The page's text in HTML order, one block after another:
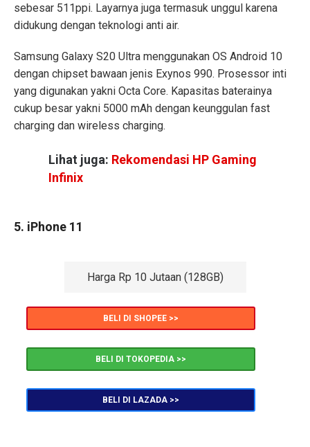
sebesar 511ppi. Layarnya juga termasuk unggul karena
didukung dengan teknologi anti air.
Samsung Galaxy S20 Ultra menggunakan OS Android 10
dengan chipset bawaan jenis Exynos 990. Prosessor inti
yang digunakan yakni Octa Core. Kapasitas baterainya
cukup besar yakni 5000 mAh dengan keunggulan fast
charging dan wireless charging.
Lihat juga: Rekomendasi HP Gaming
Infinix
5. iPhone 11
Harga Rp 10 Jutaan (128GB)
BELI DI SHOPEE >>
BELI DI TOKOPEDIA >>
BELI DI LAZADA >>